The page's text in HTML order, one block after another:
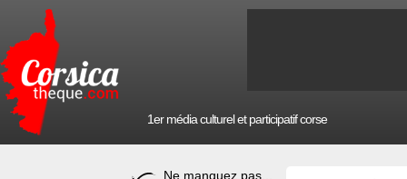
1er média culturel et participatif corse
Ne manquez pas...